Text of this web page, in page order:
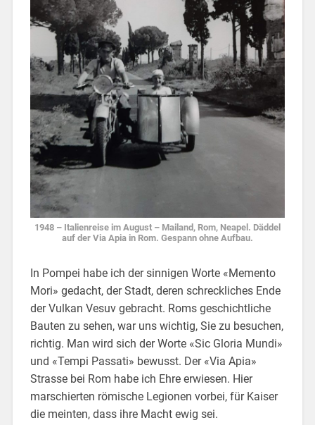
1948 – Italienreise im August – Mailand, Rom, Neapel. Däddel
auf der Via Apia in Rom. Gespann ohne Aufbau.
In Pompei habe ich der sinnigen Worte «Memento
Mori» gedacht, der Stadt, deren schreckliches Ende
der Vulkan Vesuv gebracht. Roms geschichtliche
Bauten zu sehen, war uns wichtig, Sie zu besuchen,
richtig. Man wird sich der Worte «Sic Gloria Mundi»
und «Tempi Passati» bewusst. Der «Via Apia»
Strasse bei Rom habe ich Ehre erwiesen. Hier
marschierten römische Legionen vorbei, für Kaiser
die meinten, dass ihre Macht ewig sei.